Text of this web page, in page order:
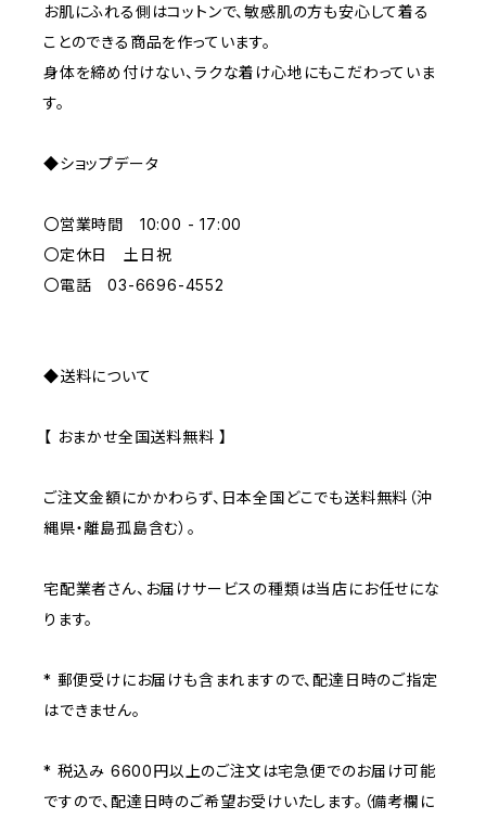
BLUE
ORANGE
GRAY
お肌にふれる側はコットンで、敏感肌の方も安心して着る
ことのできる商品を作っています。
身体を締め付けない、ラクな着け心地にもこだわっていま
す。
◆ショップデータ
〇営業時間 10:00 - 17:00
〇定休日 土日祝
〇電話 03-6696-4552
◆送料について
【 おまかせ全国送料無料 】
ご注文金額にかかわらず、日本全国どこでも送料無料（沖
縄県・離島孤島含む）。
宅配業者さん、お届けサービスの種類は当店にお任せにな
ります。
* 郵便受けにお届けも含まれますので、配達日時のご指定
はできません。
* 税込み 6600円以上のご注文は宅急便でのお届け可能
ですので、配達日時のご希望お受けいたします。（備考欄に